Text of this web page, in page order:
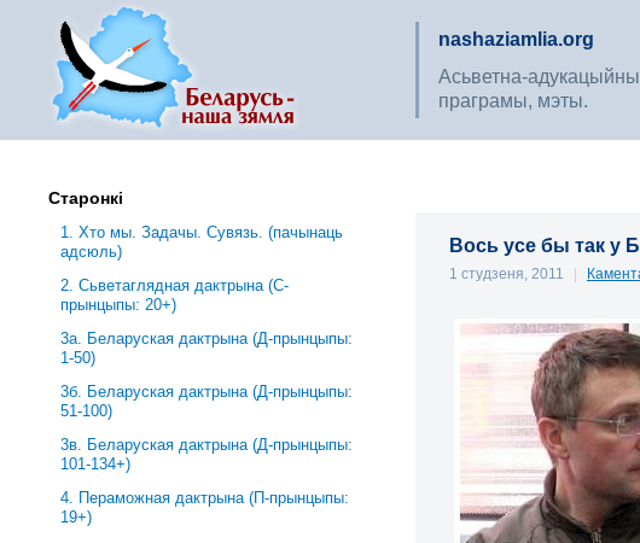
nashaziamlia.org
Асьветна-адукацыйны,
праграмы, мэты.
Вось усе бы так у
1 студзеня, 2011 |
Старонкі
1. Хто мы. Задачы. Сувязь. (пачынаць
адсюль)
2. Сьветаглядная дактрына (С-
прынцыпы: 20+)
3a. Беларуская дактрына (Д-прынцыпы:
1-50)
3б. Беларуская дактрына (Д-прынцыпы:
51-100)
3в. Беларуская дактрына (Д-прынцыпы:
101-134+)
4. Пераможная дактрына (П-прынцыпы:
19+)